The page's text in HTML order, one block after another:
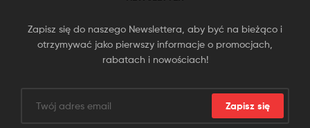
Zapisz się do naszego Newslettera, aby być na bieżąco i
otrzymywać jako pierwszy informacje o promocjach,
rabatach i nowościach!
Zapisz się